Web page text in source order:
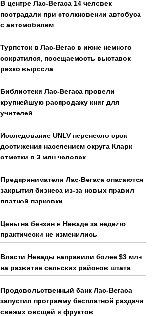
В центре Лас-Вегаса 14 человек
пострадали при столкновении автобуса
с автомобилем
Турпоток в Лас-Вегас в июне немного
сократился, посещаемость выставок
резко выросла
Библиотеки Лас-Вегаса провели
крупнейшую распродажу книг для
учителей
Исследование UNLV перенесло срок
достижения населением округа Кларк
отметки в 3 млн человек
Предприниматели Лас-Вегаса опасаются
закрытия бизнеса из-за новых правил
платной парковки
Цены на бензин в Неваде за неделю
практически не изменились
Власти Невады направили более $3 млн
на развитие сельских районов штата
Продовольственный банк Лас-Вегаса
запустил программу бесплатной раздачи
свежих овощей и фруктов